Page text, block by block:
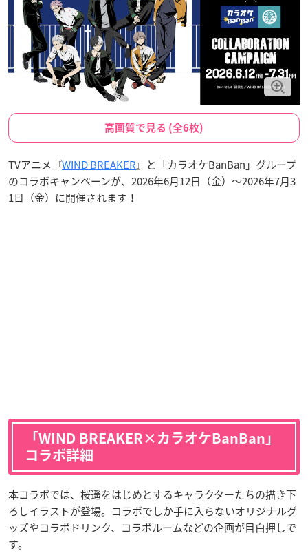
高画質で見る (全6枚)
TVアニメ『WIND BREAKER』と「カラオケBanBan」グループ
のコラボキャンペーンが、2026年6月12日（金）〜2026年7月3
1日（金）に開催されます！
「WIND BREAKER×カラオケBanBan」
コラボ詳細
本コラボでは、桜遥をはじめとするキャラクターたちの描き下
ろしイラストが登場。コラボでしか手に入らないオリジナルグ
ッズやコラボドリンク、コラボルームなどの企画が目白押しで
す。